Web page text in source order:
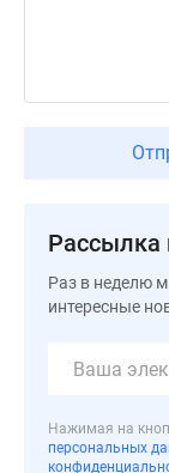
Новостройки
класса
Новостройки
Траншевая
ипотека
Рассылка
Раз в неделю
интересные
Нажимая на
персональных